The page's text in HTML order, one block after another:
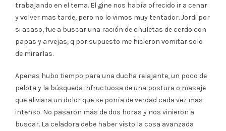
trabajando en el tema. El gine nos había ofrecido ir a cenar
y volver mas tarde, pero no lo vimos muy tentador. Jordi por
si acaso, fue a buscar una ración de chuletas de cerdo con
papas y arvejas, q por supuesto me hicieron vomitar solo
de mirarlas.
Apenas hubo tiempo para una ducha relajante, un poco de
pelota y la búsqueda infructuosa de una postura o masaje
que aliviara un dolor que se ponía de verdad cada vez mas
intenso. No pasaron más de dos horas y nos vinieron a
buscar. La celadora debe haber visto la cosa avanzada